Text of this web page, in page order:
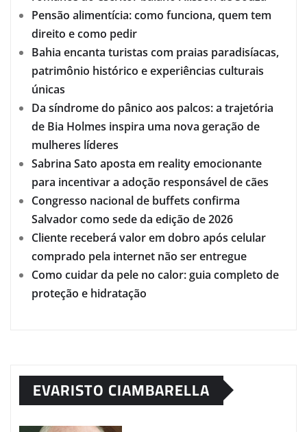
Pensão alimentícia: como funciona, quem tem
direito e como pedir
Bahia encanta turistas com praias paradisíacas,
patrimônio histórico e experiências culturais
únicas
Da síndrome do pânico aos palcos: a trajetória
de Bia Holmes inspira uma nova geração de
mulheres líderes
Sabrina Sato aposta em reality emocionante
para incentivar a adoção responsável de cães
Congresso nacional de buffets confirma
Salvador como sede da edição de 2026
Cliente receberá valor em dobro após celular
comprado pela internet não ser entregue
Como cuidar da pele no calor: guia completo de
proteção e hidratação
EVARISTO CIAMBARELLA